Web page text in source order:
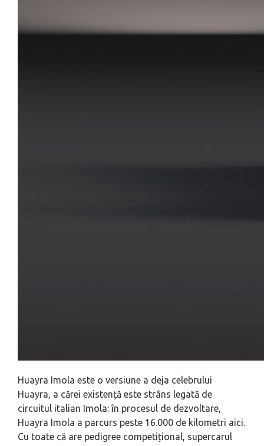
Huayra Imola este o versiune a deja celebrului
Huayra, a cărei existență este strâns legată de
circuitul italian Imola: în procesul de dezvoltare,
Huayra Imola a parcurs peste 16.000 de kilometri aici.
Cu toate că are pedigree competițional, supercarul